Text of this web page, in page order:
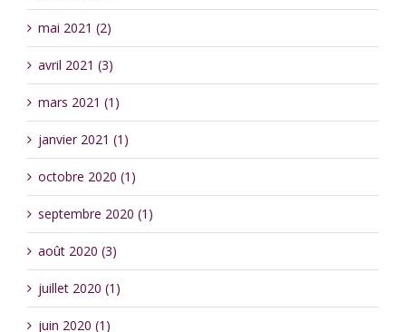
mai 2021 (2)
avril 2021 (3)
mars 2021 (1)
janvier 2021 (1)
octobre 2020 (1)
septembre 2020 (1)
août 2020 (3)
juillet 2020 (1)
juin 2020 (1)